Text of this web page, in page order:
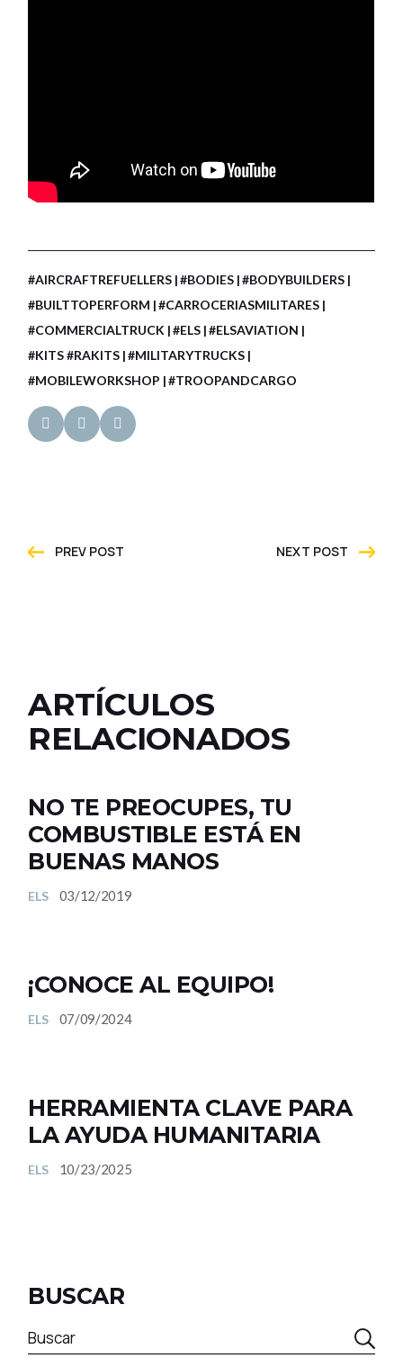
#AIRCRAFTREFUELLERS #BODIES #BODYBUILDERS
#BUILTTOPERFORM
#CARROCERIASMILITARES
#COMMERCIALTRUCK
#ELS #ELSAVIATION
#KITS #RAKITS #MILITARYTRUCKS
#MOBILEWORKSHOP
#TROOPANDCARGO
PREV POST NEXT POST
ARTÍCULOS
RELACIONADOS
NO TE PREOCUPES, TU
COMBUSTIBLE ESTÁ EN
BUENAS MANOS
ELS 03/12/2019
¡CONOCE AL EQUIPO!
ELS 07/09/2024
HERRAMIENTA CLAVE PARA
LA AYUDA HUMANITARIA
ELS 10/23/2025
BUSCAR
Buscar